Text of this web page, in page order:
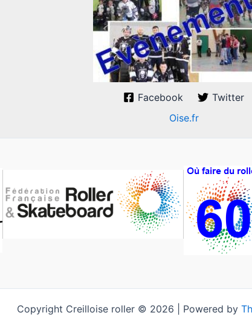
Facebook
Twitter
Oise.fr
Copyright Creilloise roller © 2026 | Powered by